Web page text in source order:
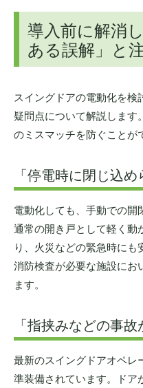
導入前に解消
ある誤解」と
スイングドアの電動化を
疑問点について解説します
のミスマッチを防ぐことが
「停電時に閉じ込
電動化しても、手動での開
通常の開き戸として軽く動
り、火災などの緊急時に
消防検査が必要な施設にお
ます。
「指挟みなどの事故
最新のスイングドアオペレ
準装備されています。ドア